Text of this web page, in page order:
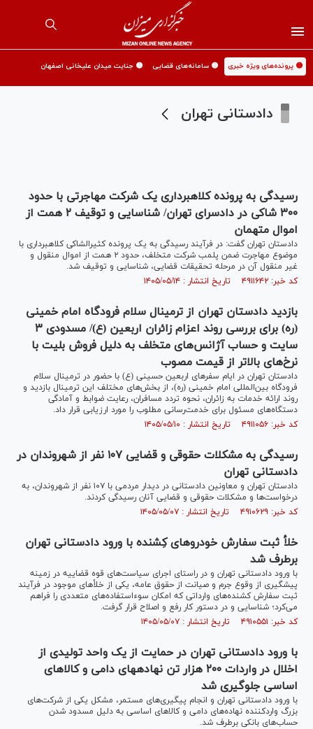
🟡 پرونده‌های ویژه خبری 🟡 سامانه‌های قضایی 🟡 جنایت میدان علیخانی اصفهان
دادستانی تهران
رسیدگی به پرونده کلاهبرداری یک شرکت مهاجرتی با حدود
۳۰۰ شاکی در دادسرای تهران/ شناسایی و توقیف ۲ همت از
اموال متهمان
دادستان تهران گفت: در فرآیند رسیدگی به یک پرونده کثیرالشاکی کلاهبرداری با
موضوع مهاجرت ضمن پلمب شرکت متخلف، حدود ۲ همت از اموال منقول و
غیر منقول آن در مرحله تحقیقات قضایی، شناسایی و توقیف شد.
کد خبر: ۴۹۱۱۶۴۲ تاریخ انتشار : ۱۴۰۵/۰۵/۱۴
بازدید دادستان تهران از ترمینال سلام فرودگاه امام خمینی
(ره) برای بررسی روند اعزام زائران اربعین (ع)/ مسدودی ۳
سایت و حساب آژانس‌های متخلف به دلیل فروش بلیت با
نرخ‌های بالاتر از قیمت مصوب
دادستان تهران در ایام سفر‌های اربعین حسینی (ع) با حضور در ترمینال سلام
فرودگاه بین‌المللی امام خمینی (ره)، از بخش‌های مختلف این ترمینال بازدید و
روند ارائه خدمات به زائران، نحوه تردد مسافران، رعایت ضوابط و آمادگی
دستگاه‌های مسئول برای خدمت‌رسانی مطلوب را مورد ارزیابی قرار داد.
کد خبر: ۴۹۱۱۰۵۶ تاریخ انتشار : ۱۴۰۵/۰۵/۱۰
رسیدگی به مشکلات حقوقی و قضایی ۱۰۷ نفر از شهروندان در
دادستانی تهران
دادستان تهران و معاونین دادستانی در دیدار مردمی با ۱۰۷ نفر از شهروندان، به
درخواست‌ها و مشکلات حقوقی و قضایی آنان رسیدگی کردند.
کد خبر: ۴۹۱۰۶۲۹ تاریخ انتشار : ۱۴۰۵/۰۵/۰۷
خلأ ثبت سفارش خودرو‌های کِشنده با ورود دادستانی تهران
برطرف شد
با ورود دادستانی تهران و در راستای اجرای سیاست‌های قوه قضاییه در زمینه
پیشگیری از وقوع جرم و صیانت از حقوق عامه، یکی از خلأ‌های موجود در فرآیند
ثبت سفارش کشنده‌های وارداتی که امکان سوءاستفاده‌های متعددی را فراهم
می‌کرد؛ شناسایی و در دستور کار رفع و اصلاح قرار گرفت.
کد خبر: ۴۹۱۰۵۵۱ تاریخ انتشار : ۱۴۰۵/۰۵/۰۷
با ورود دادستانی تهران در حمایت از یک واحد تولیدی از
اخلال در واردات ۲۰۰ هزار تن نهاده‎های دامی و کالا‌های
اساسی جلوگیری شد
با ورود دادستانی تهران و انجام پیگیری‌‎های مستمر، مشکل یکی از شرکت‌های
بزرگ واردکننده نهاد‌ه‌‎های دامی و کالا‌های اساسی به دلیل مسدود شدن
حساب‌های بانکی برطرف شد.